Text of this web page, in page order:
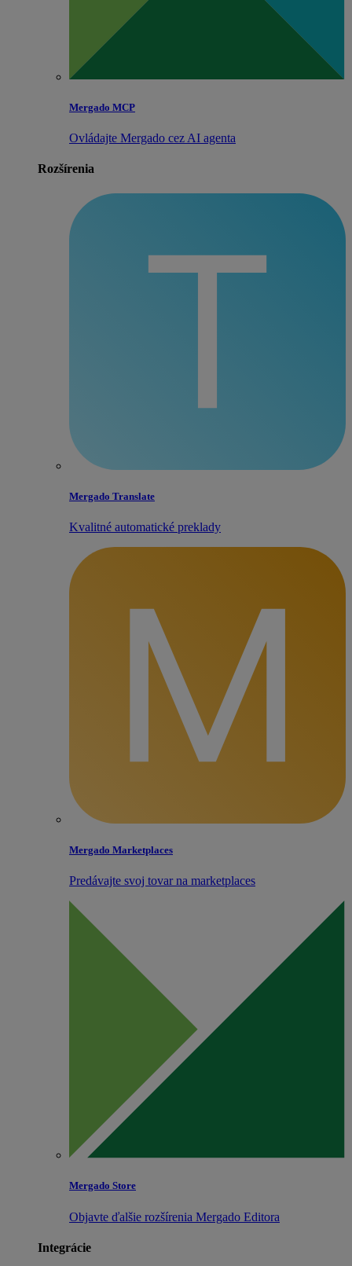
Mergado MCP
Ovládajte Mergado cez AI agenta
Rozšírenia
Mergado Translate
Kvalitné automatické preklady
Mergado Marketplaces
Predávajte svoj tovar na marketplaces
Mergado Store
Objavte ďalšie rozšírenia Mergado Editora
Integrácie